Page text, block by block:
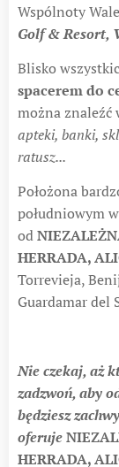
Wspólnoty
Golf & Resort,
Blisko
spacerem do
można znaleźć
apteki, banki,
ratusz...
Położona
południowym
od
HERRADA,
Torrevieja,
Guardamar del
Nie czekaj, aż
zadzwoń, aby
będziesz
oferuje
HERRADA,